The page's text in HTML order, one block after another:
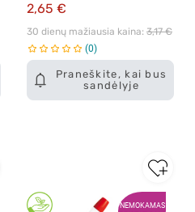
Praneškite, kai bus
sandėlyje
2,65 €
30 dienų mažiausia kaina: 3,17 €
0
NEMOKAMAS